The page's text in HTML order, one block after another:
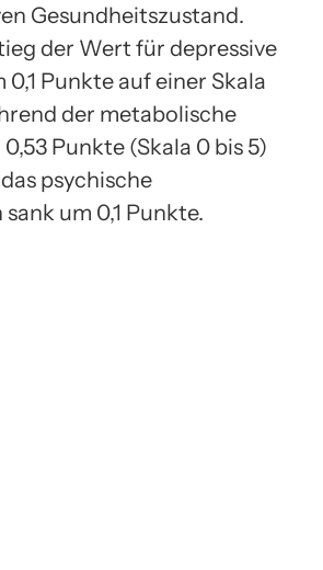
Gesundheitszustand.
der Wert für depressive
Punkte auf einer Skala
der metabolische
Punkte (Skala 0 bis 5)
psychische
um 0,1 Punkte.